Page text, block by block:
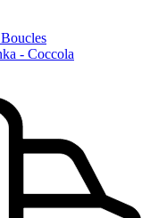
- Coccola